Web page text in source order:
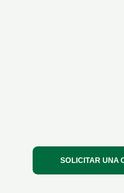
SOLICITAR UNA